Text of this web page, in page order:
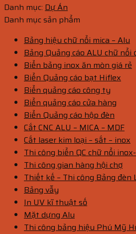
Danh mục: Dự Án
Danh mục sản phẩm
Bảng hiệu chữ nổi mica – Alu
Bảng Quảng cáo ALU chữ nổi
Biển bảng inox ăn mòn giá rẻ
Biển Quảng cáo bạt Hiflex
Biển quảng cáo công ty
Biển quảng cáo cửa hàng
Biển Quảng cáo hộp đèn
Cắt CNC ALU – MICA – MDF
Cắt laser kim loại – sắt – inox
Thi công biển QC chữ nổi
Thi công gian hàng hội chợ
Thiết kế – Thi công Bảng đèn
Bảng vẫy
In UV kĩ thuật số
Mặt dựng Alu
Thi công bảng hiệu Phú Mỹ